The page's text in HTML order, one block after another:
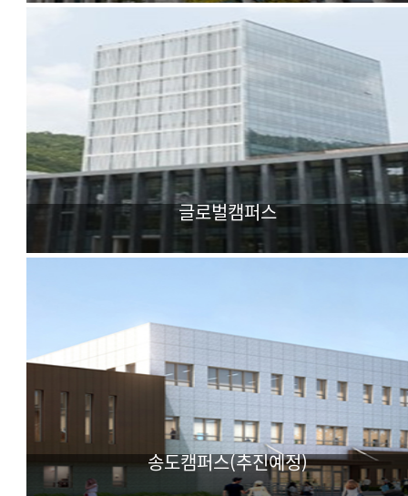
어문·사회과학 중심
다국어 외국학대학
글로벌캠퍼스
송도캠퍼스(추진예정)